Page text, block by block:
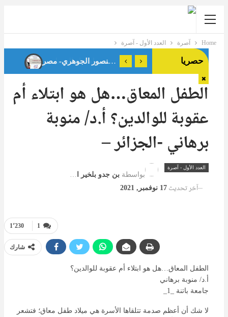
Home آصرة العدد الأول - آصرة
حصريا فقه المسافة الآمنة: براءة الذمة في صلة الرحم المؤذية د. فداء منصور الجوهري- مصر
الطفل المعاق…هل هو ابتلاء أم
عقوبة للوالدين؟ أ.د/ منوبة
برهاني -الجزائر –
العدد الأول - آصرة
بواسطة بن جدو بلخير المشرف العام
آخر تحديث 17 نوفمبر, 2021
1 1٬230
شارك
الطفل المعاق…هل هو ابتلاء أم عقوبة للوالدين؟
أ.د/ منوبة برهاني
جامعة باتنة _1_
لا شك أن أعظم صدمة تتلقاها الأسرة هي ميلاد طفل معاق؛ فتشعر